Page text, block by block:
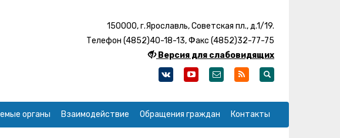
150000, г.Ярославль, Советская пл., д.1/19.
Телефон (4852)40-18-13, Факс (4852)32-77-75
Версия для слабовидящих
органы Взаимодействие Обращения граждан Контакты